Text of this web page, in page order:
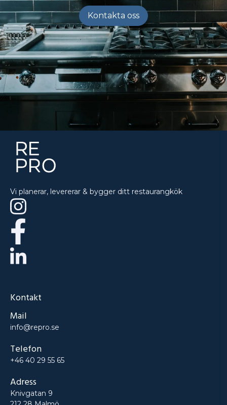
Kontakta oss
Vi planerar, levererar & bygger ditt restaurangkök
Kontakt
Mail
info@repro.se
Telefon
+46 40 29 55 65
Adress
Knivgatan 9